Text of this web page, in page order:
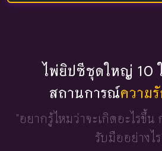
ไพ่ยิปซีชุดใหญ่ 10
สถานการณ์ความ
"อยากรู้ไหมว่าจะเกิดอะไรขึ้น
รับมืออย่างไ